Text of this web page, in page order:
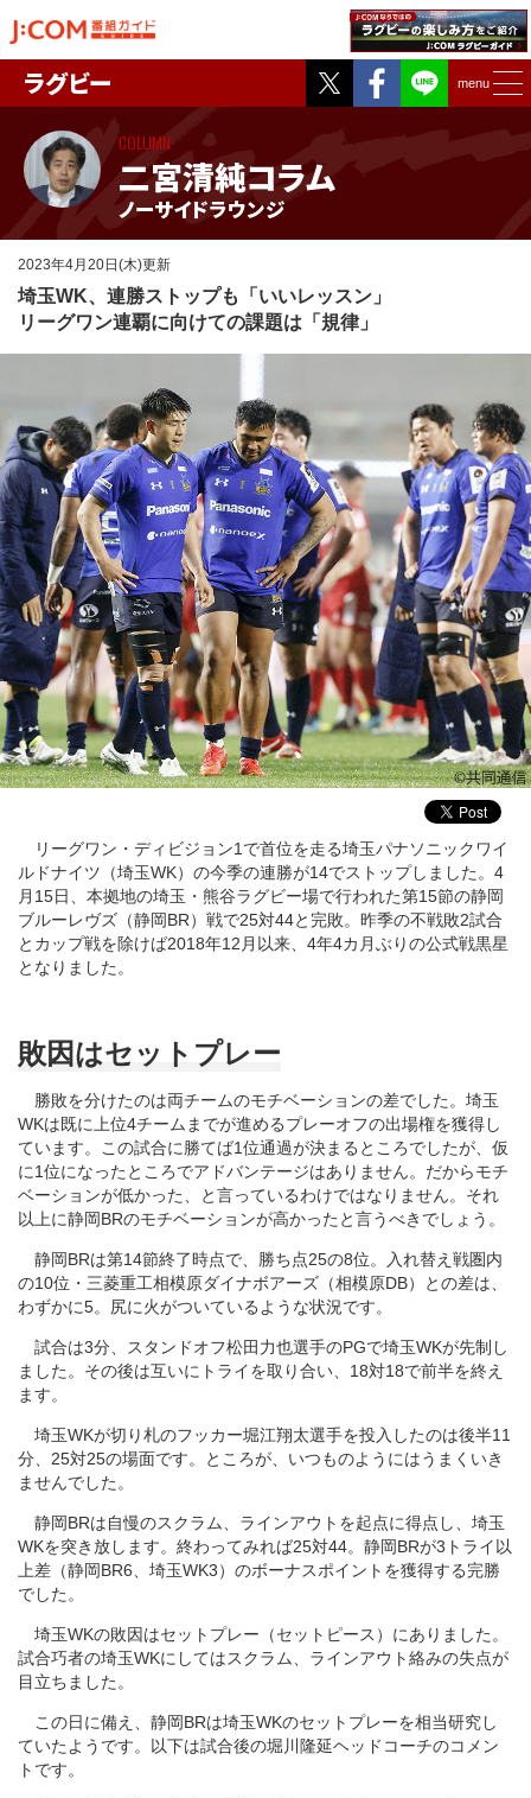
Twitter
Facebook
menu
ラグビー
二宮清純コラム
ノーサイドラウンジ
COLUMN
2023年4月20日(木)更新
埼玉WK、連勝ストップも「いいレッスン」
リーグワン連覇に向けての課題は「規律」
リーグワン・ディビジョン1で首位を走る埼玉パナソニックワイ
ルドナイツ（埼玉WK）の今季の連勝が14でストップしました。4
月15日、本拠地の埼玉・熊谷ラグビー場で行われた第15節の静岡
ブルーレヴズ（静岡BR）戦で25対44と完敗。昨季の不戦敗2試合
とカップ戦を除けば2018年12月以来、4年4カ月ぶりの公式戦黒星
となりました。
敗因はセットプレー
勝敗を分けたのは両チームのモチベーションの差でした。埼玉
WKは既に上位4チームまでが進めるプレーオフの出場権を獲得し
ています。この試合に勝てば1位通過が決まるところでしたが、仮
に1位になったところでアドバンテージはありません。だからモチ
ベーションが低かった、と言っているわけではなりません。それ
以上に静岡BRのモチベーションが高かったと言うべきでしょう。
静岡BRは第14節終了時点で、勝ち点25の8位。入れ替え戦圏内
の10位・三菱重工相模原ダイナボアーズ（相模原DB）との差は、
わずかに5。尻に火がついているような状況です。
試合は3分、スタンドオフ松田力也選手のPGで埼玉WKが先制し
ました。その後は互いにトライを取り合い、18対18で前半を終え
ます。
埼玉WKが切り札のフッカー堀江翔太選手を投入したのは後半11
分、25対25の場面です。ところが、いつものようにはうまくいき
ませんでした。
静岡BRは自慢のスクラム、ラインアウトを起点に得点し、埼玉
WKを突き放します。終わってみれば25対44。静岡BRが3トライ以
上差（静岡BR6、埼玉WK3）のボーナスポイントを獲得する完勝
でした。
埼玉WKの敗因はセットプレー（セットピース）にありました。
試合巧者の埼玉WKにしてはスクラム、ラインアウト絡みの失点が
目立ちました。
この日に備え、静岡BRは埼玉WKのセットプレーを相当研究し
ていたようです。以下は試合後の堀川隆延ヘッドコーチのコメン
トです。